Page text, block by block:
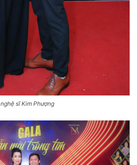
nghệ sĩ Kim Phượng